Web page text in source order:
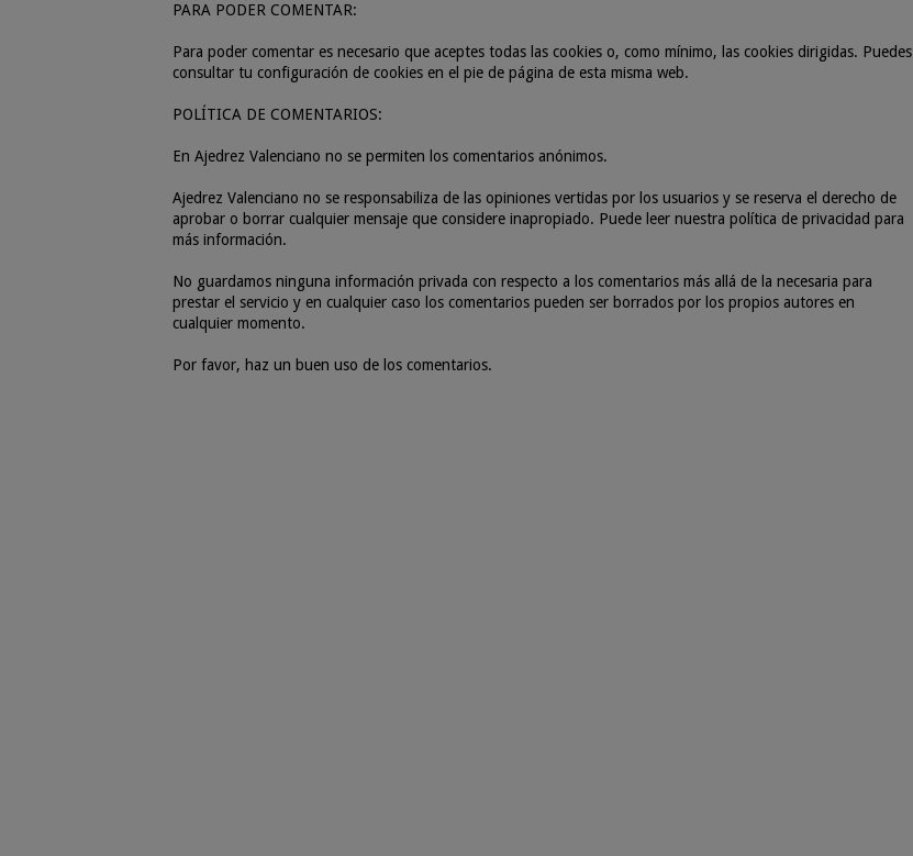
PARA PODER COMENTAR:
Para poder comentar es necesario que aceptes todas las cookies o, como mínimo, las cookies dirigidas. Puedes
consultar tu configuración de cookies en el pie de página de esta misma web.
POLÍTICA DE COMENTARIOS:
En Ajedrez Valenciano no se permiten los comentarios anónimos.
Ajedrez Valenciano no se responsabiliza de las opiniones vertidas por los usuarios y se reserva el derecho de
aprobar o borrar cualquier mensaje que considere inapropiado. Puede leer nuestra política de privacidad para
más información.
No guardamos ninguna información privada con respecto a los comentarios más allá de la necesaria para
prestar el servicio y en cualquier caso los comentarios pueden ser borrados por los propios autores en
cualquier momento.
Por favor, haz un buen uso de los comentarios.